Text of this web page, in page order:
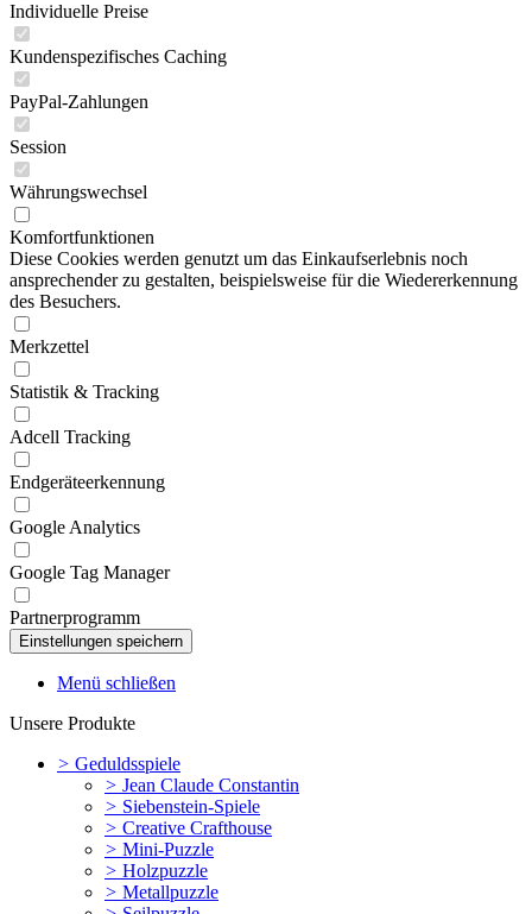
Individuelle Preise
Kundenspezifisches Caching
PayPal-Zahlungen
Session
Währungswechsel
Komfortfunktionen
Diese Cookies werden genutzt um das Einkaufserlebnis noch
ansprechender zu gestalten, beispielsweise für die Wiedererkennung
des Besuchers.
Merkzettel
Statistik & Tracking
Adcell Tracking
Endgeräteerkennung
Google Analytics
Google Tag Manager
Partnerprogramm
Menü schließen
Unsere Produkte
> Geduldsspiele
> Jean Claude Constantin
> Siebenstein-Spiele
> Creative Crafthouse
> Mini-Puzzle
> Holzpuzzle
> Metallpuzzle